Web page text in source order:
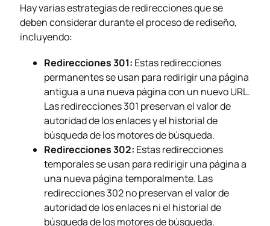
Hay varias estrategias de redirecciones que se
deben considerar durante el proceso de rediseño,
incluyendo:
Redirecciones 301: Estas redirecciones
permanentes se usan para redirigir una página
antigua a una nueva página con un nuevo URL.
Las redirecciones 301 preservan el valor de
autoridad de los enlaces y el historial de
búsqueda de los motores de búsqueda.
Redirecciones 302: Estas redirecciones
temporales se usan para redirigir una página a
una nueva página temporalmente. Las
redirecciones 302 no preservan el valor de
autoridad de los enlaces ni el historial de
búsqueda de los motores de búsqueda.